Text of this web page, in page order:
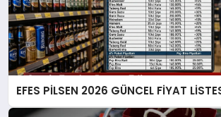
EFES PİLSEN 2026 GÜNCEL FİYAT